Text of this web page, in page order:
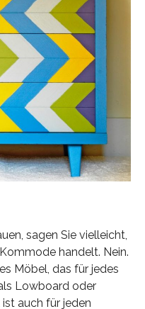
sagen Sie vielleicht,
handelt. Nein.
Möbel, das für jedes
Lowboard oder
auch für jeden